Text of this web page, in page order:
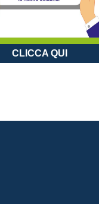
CLICCA QUI